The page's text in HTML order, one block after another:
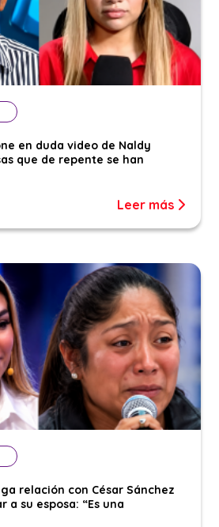
en duda video de Naldy
que de repente se han
Leer más
relación con César Sánchez
a su esposa: “Es una